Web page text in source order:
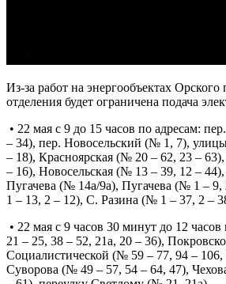
Из-за работ на энергообъектах Орского
отделения будет ограничена подача
• 22 мая с 9 до 15 часов по адресам:
– 34), пер. Новосельский (№ 1, 7),
– 18), Красноярская (№ 20 – 62, 23 –
– 16), Новосельская (№ 13 – 39, 12 –
Пугачева (№ 14а/9а), Пугачева (№ 1 –
1 – 13, 2 – 12), С. Разина (№ 1 – 37, 2 –
• 22 мая с 9 часов 30 минут до 12
21 – 25, 38 – 52, 21а, 20 – 36),
Социалистической (№ 59 – 77, 94 – 106,
Суворова (№ 49 – 57, 54 – 64, 47),